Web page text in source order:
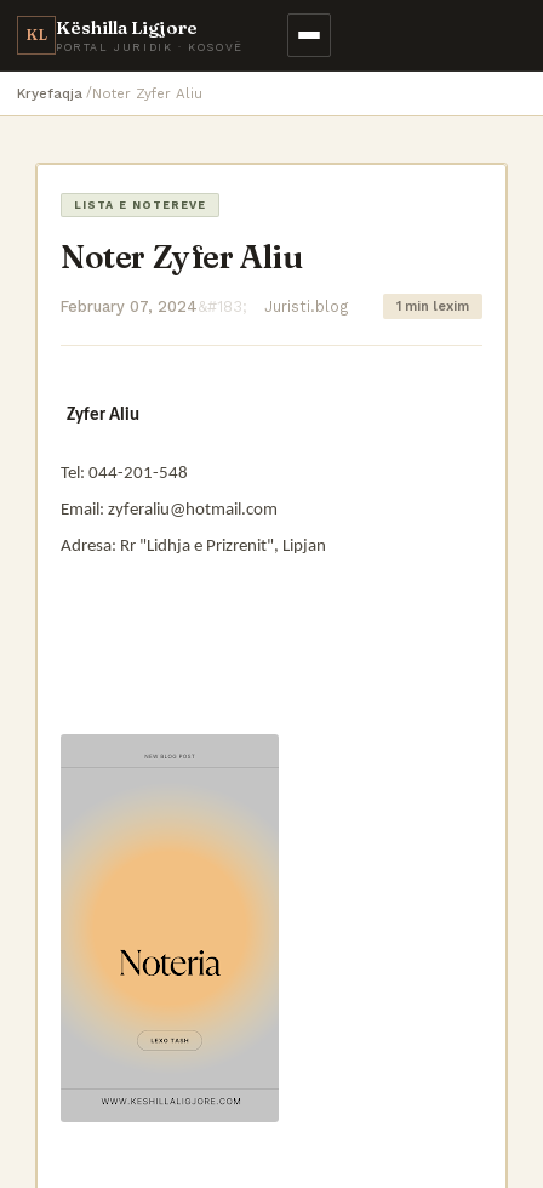
KL Këshilla Ligjore
PORTAL JURIDIK · KOSOVË
Kryefaqja Noter Zyfer Aliu
LISTA E NOTEREVE
Noter Zyfer Aliu
February 07, 2024 Juristi.blog 1 min lexim
Zyfer Aliu
Tel: 044-201-548
Email: zyferaliu@hotmail.com
Adresa: Rr "Lidhja e Prizrenit", Lipjan